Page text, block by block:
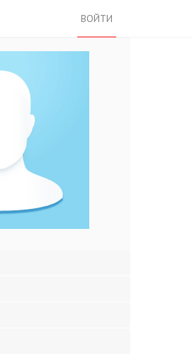
ВОЙТИ